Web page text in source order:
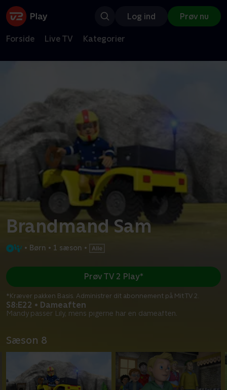
Log ind Prøv nu
Forside Live TV Kategorier
Brandmand Sam
• Børn • 1 sæson •
S8:E22 • Dameaften
Mandy passer Lily, mens pigerne har en dameaften.
Prøv TV 2 Play*
*Kræver pakken Basis. Administrer dit abonnement på Mit TV 2.
Sæson 8